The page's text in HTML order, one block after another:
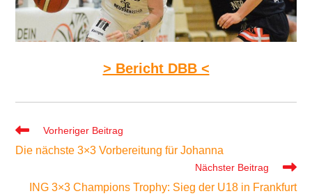
> Bericht DBB <
Weitere
ansehen
Vorheriger Beitrag
Die nächste 3×3 Vorbereitung für Johanna
Nächster Beitrag
ING 3×3 Champions Trophy: Sieg der U18 in Frankfurt